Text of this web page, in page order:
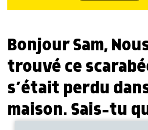
Bonjour Sam,
trouvé ce
s’était perdu
maison. Sais-tu